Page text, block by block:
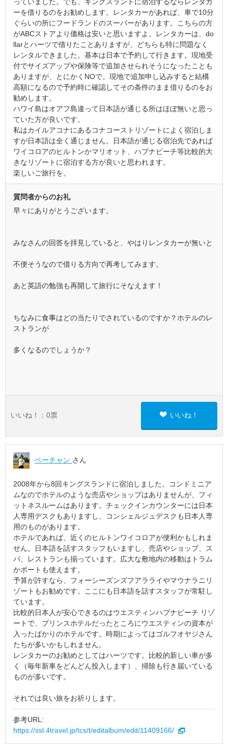
ーを借りるのをお勧めします。レンタカーがあれば、車で10分
ぐらいの所にフードランドのスーパーがあります。こちらの方
がABCストアより価格は安いと思いますよ。レンタカーは、do
llarとハーツで借りたことありますが、どちらも特に問題なく
レンタルできました。基本は日本で予約して行きます。現地受
付でサイズアップや保険等で追加させられそうになったことも
ありますが、とにかくNOで。現地で追加申し込みすると結構
高額になるので予約時に確認してその条件のまま借りるのをお
勧めします。
ハワイ島はオアフ島違って日本語が通じる所はほぼ無いと思っ
ていた方が良いです。
私はカイルアコナにあるコナコーストリゾートによく宿泊しま
すが日本語は全く通じません。日本語が通じる宿泊先であれば
ワイコロアのヒルトンかマリオット、ハプナビーチ等比較的大
きなリゾートに宿泊する方が良いと思われます。
楽しいご旅行を。
質問者からのお礼
早々にありがとうございます。
みなさんの回答を拝見していると、やはりレンタカーが無いと
不便そうなので借りる方向で再考してみます。
あと英語の勉強も再開して旅行にそなえます！
ちなみに食事はどの当たりでされているのですか？ホテルのレ
ストランが
多くなるのでしょうか？
いいね！： 0票 いいね！
ベーチャン さん
2008年から8回キングスランドに宿泊しました。コンドミニア
ムなのでホテルのような売店やショップはありませんが、フィ
ットネスルームはあります。チェックインカウンターには日本
人専用デスクもありますし、コンシェルジュデスクも日本人専
用のものがあります。
ホテルであれば、近くのヒルトンワイコロアが便利かもしれま
せん。日本語を話すスタッフもいますし、売店やショップ、ス
パ、レストランも揃っています。広大な敷地内の移動はトラム
かボートも使えます。
予算が許すなら、フォーシーズンズフアラライやマウナラニリ
ゾートもお勧めです。ここにも日本語を話すスタッフが常駐し
ています。
比較的日本人が安心できるのはウエスティンハプナビーチ リゾ
ートで、プリンスホテルだったところにウエスティンの資本が
入ったばかりのホテルです。時期によってはゴルフオヤジさん
たちが多いかもしれません。
レンタカーのお勧めとしてはハーツです。比較的新しい車が多
く（毎年新車をどんどん投入します）、掃除も行き届いている
ものが多いです。
それでは良い旅をお祈りします。
参考URL:
https://ssl.4travel.jp/tcs/t/editalbum/edit/11409166/